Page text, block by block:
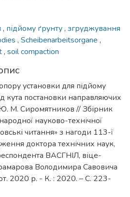
, підйому ґрунту, згруджування
, Scheibenarbeitsorgane ,
, soil compaction
установки для підйому
кута постановки направляючих
М. Сиромятников // Збірник
науково-технічної
читання» з нагоди 113-ї
доктора технічних наук,
ВАСГНІЛ, віце-
Володимира Савовича
2020 р. - К. : 2020. – С. 223-